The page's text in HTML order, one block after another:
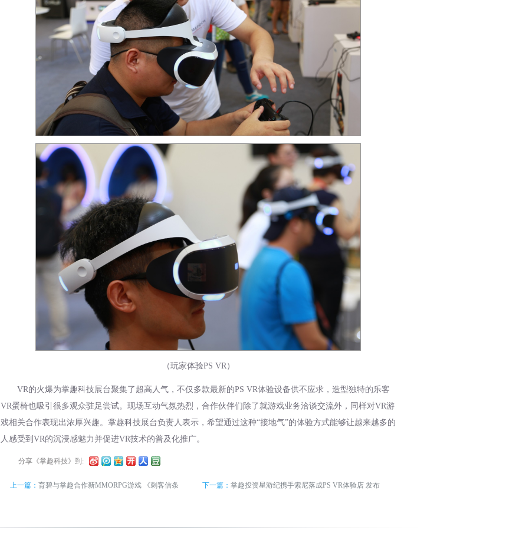
（玩家体验PS VR）
VR的火爆为掌趣科技展台聚集了超高人气，不仅多款最新的PS VR体验设备供不应求，造型独特的乐客
VR蛋椅也吸引很多观众驻足尝试。现场互动气氛热烈，合作伙伴们除了就游戏业务洽谈交流外，同样对VR游
戏相关合作表现出浓厚兴趣。掌趣科技展台负责人表示，希望通过这种“接地气”的体验方式能够让越来越多的
人感受到VR的沉浸感魅力并促进VR技术的普及化推广。
分享《掌趣科技》到:
上一篇： 育碧与掌趣合作新MMORPG游戏 《刺客信条
下一篇： 掌趣投资星游纪携手索尼落成PS VR体验店 发布